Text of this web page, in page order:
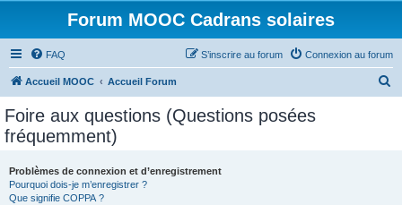
Forum MOOC Cadrans solaires
FAQ Connexion au forum
S’inscrire au forum
Accueil MOOC Accueil Forum
Foire aux questions (Questions posées
fréquemment)
Problèmes de connexion et d’enregistrement
Pourquoi dois-je m’enregistrer ?
Que signifie COPPA ?